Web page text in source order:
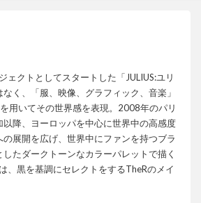
ェクトとしてスタートした「JULIUS:ユリ
く、「服、映像、グラフィック、音楽」
用いてその世界感を表現。2008年のパリ
以降、ヨーロッパを中心に世界中の高感度
展開を広げ、世界中にファンを持つブラ
たダークトーンなカラーパレットで描く
、黒を基調にセレクトをするTheRのメイ